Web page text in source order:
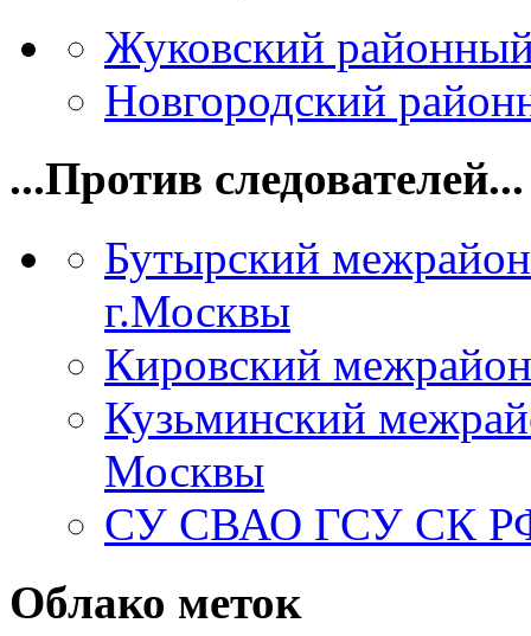
Жуковский
Новгородский
...Против следователей...
Бутырский
г.Москвы
Кировский
Кузьминский
Москвы
СУ СВАО ГСУ СК
Облако меток